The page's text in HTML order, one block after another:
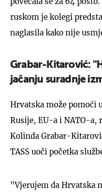
ruskom je kolegi
naglasila kako nije
Grabar-Kitarović:
jačanju suradnje
Hrvatska može pomoći
Rusije, EU-a i NATO-a,
Kolinda Grabar-
TASS uoči početka
"Vjerujem da Hrvatska